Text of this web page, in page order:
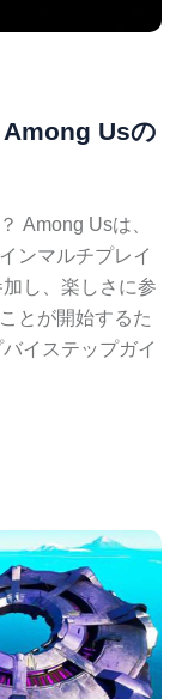
Usの
Among Usは、
ンマルチプレイ
し、楽しさに参
とが開始するた
イステップガイ